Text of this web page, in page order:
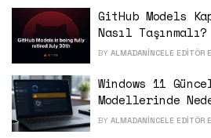
GitHub Models
Nasıl Taşınmalı?
BY ALMADANINCELE EDITÖR
Windows 11
Modellerinde
BY ALMADANINCELE EDITÖR